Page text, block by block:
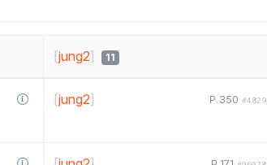
[jung2] 11
P.350 #4829
[jung2]